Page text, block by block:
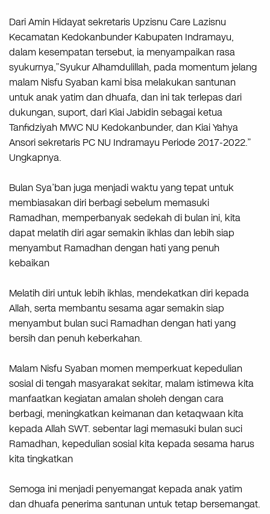
Dari Amin Hidayat sekretaris Upzisnu Care Lazisnu
Kecamatan Kedokanbunder Kabupaten Indramayu,
dalam kesempatan tersebut, ia menyampaikan rasa
syukurnya,”Syukur Alhamdulillah, pada momentum jelang
malam Nisfu Syaban kami bisa melakukan santunan
untuk anak yatim dan dhuafa, dan ini tak terlepas dari
dukungan, suport, dari Kiai Jabidin sebagai ketua
Tanfidziyah MWC NU Kedokanbunder, dan Kiai Yahya
Ansori sekretaris PC NU Indramayu Periode 2017-2022.”
Ungkapnya.
Bulan Sya’ban juga menjadi waktu yang tepat untuk
membiasakan diri berbagi sebelum memasuki
Ramadhan, memperbanyak sedekah di bulan ini, kita
dapat melatih diri agar semakin ikhlas dan lebih siap
menyambut Ramadhan dengan hati yang penuh
kebaikan
Melatih diri untuk lebih ikhlas, mendekatkan diri kepada
Allah, serta membantu sesama agar semakin siap
menyambut bulan suci Ramadhan dengan hati yang
bersih dan penuh keberkahan.
Malam Nisfu Syaban momen memperkuat kepedulian
sosial di tengah masyarakat sekitar, malam istimewa kita
manfaatkan kegiatan amalan sholeh dengan cara
berbagi, meningkatkan keimanan dan ketaqwaan kita
kepada Allah SWT. sebentar lagi memasuki bulan suci
Ramadhan, kepedulian sosial kita kepada sesama harus
kita tingkatkan
Semoga ini menjadi penyemangat kepada anak yatim
dan dhuafa penerima santunan untuk tetap bersemangat.